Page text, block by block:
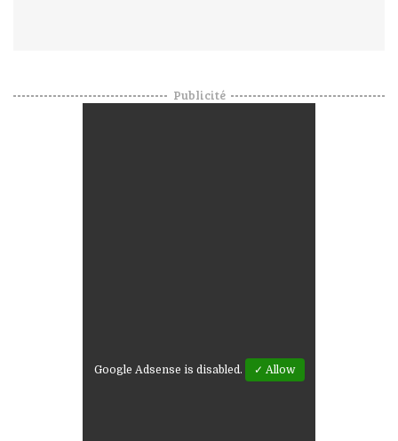
Publicité
Google Adsense is disabled. ✓ Allow